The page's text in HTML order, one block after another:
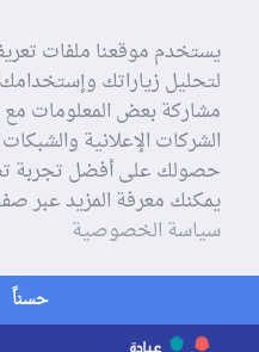
يستخدم موقعنا ملفات
لتحليل زياراتك
الشركات الإعلانية
حصولك على أفضل تجربة
يمكنك معرفة المزيد عبر
سياسة الخصوصية
حسناً